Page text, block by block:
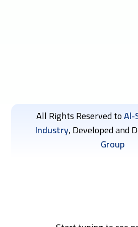
All Rights Reserved toAl-
Industry, Developed and
Group